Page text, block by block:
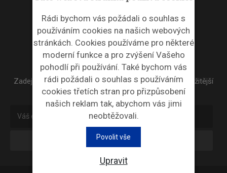
Rádi bychom vás požádali o souhlas s
používáním cookies na našich webových
stránkách. Cookies používáme pro některé
moderní funkce a pro zvýšení Vašeho
pohodlí při používání. Také bychom vás
rádi požádali o souhlas s používáním
cookies třetích stran pro přizpůsobení
našich reklam tak, abychom vás jimi
neobtěžovali.
Povolit vše
Upravit
ODPADNÍ PLASTY
NEWSLETTER
Zadejte váš email a my Vám budeme zasílat ty nejdůležitější
informace, maximálně 1x týdně.
Odebírat